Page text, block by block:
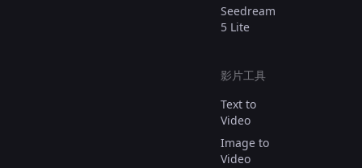
Seedream
5 Lite
影片工具
Text to
Video
Image to
Video